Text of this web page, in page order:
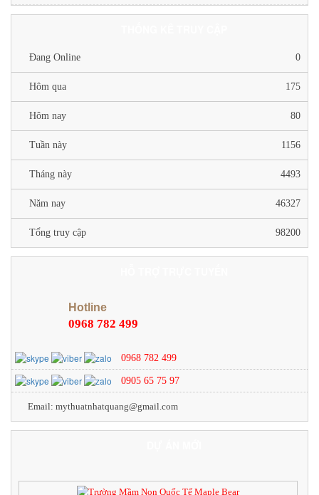
Đang Online 0
Hôm qua 175
Hôm nay 80
Tuần này 1156
Tháng này 4493
Năm nay 46327
Tổng truy cập 98200
Hotline
0968 782 499
0968 782 499
0905 65 75 97
Email: mythuatnhatquang@gmail.com